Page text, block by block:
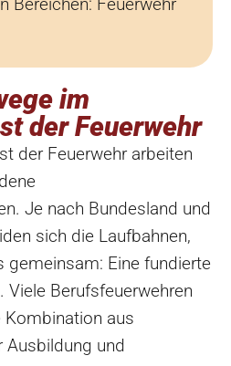
im
der Feuerwehr
der Feuerwehr arbeiten
Je nach Bundesland und
sich die Laufbahnen,
gemeinsam: Eine fundierte
Berufsfeuerwehren
Kombination aus
Ausbildung und